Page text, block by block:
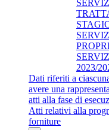
2023/
Dati riferiti a
avere una
atti alla fase di
Atti relativi alla
forniture